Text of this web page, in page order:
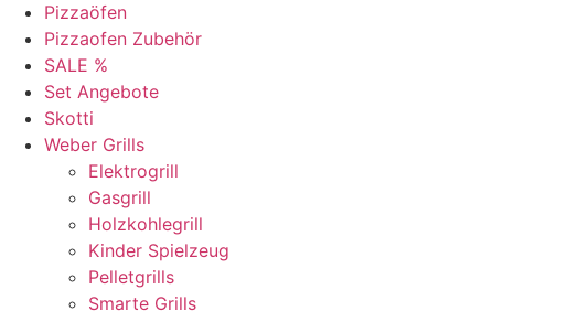
Pizzaöfen
Pizzaofen Zubehör
SALE %
Set Angebote
Skotti
Weber Grills
Elektrogrill
Gasgrill
Holzkohlegrill
Kinder Spielzeug
Pelletgrills
Smarte Grills